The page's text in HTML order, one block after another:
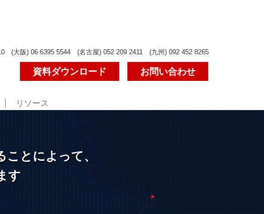
(大阪) 06 6395 5544 (名古屋) 052 209 2411 (九州) 092 452 8265
資料ダウンロード お問い合わせ
リソース
ことによって、
す